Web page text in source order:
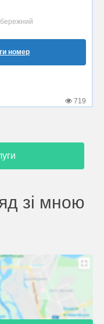
номер
719
зі мною